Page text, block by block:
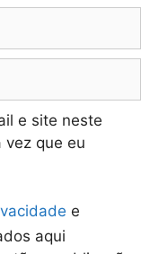
e site neste
vez que eu
e
aqui